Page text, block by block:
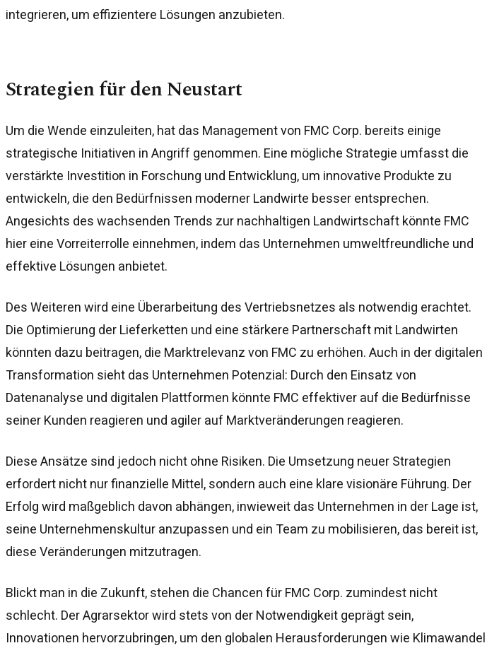
integrieren, um effizientere Lösungen anzubieten.
Strategien für den Neustart
Um die Wende einzuleiten, hat das Management von FMC Corp. bereits einige
strategische Initiativen in Angriff genommen. Eine mögliche Strategie umfasst die
verstärkte Investition in Forschung und Entwicklung, um innovative Produkte zu
entwickeln, die den Bedürfnissen moderner Landwirte besser entsprechen.
Angesichts des wachsenden Trends zur nachhaltigen Landwirtschaft könnte FMC
hier eine Vorreiterrolle einnehmen, indem das Unternehmen umweltfreundliche und
effektive Lösungen anbietet.
Des Weiteren wird eine Überarbeitung des Vertriebsnetzes als notwendig erachtet.
Die Optimierung der Lieferketten und eine stärkere Partnerschaft mit Landwirten
könnten dazu beitragen, die Marktrelevanz von FMC zu erhöhen. Auch in der digitalen
Transformation sieht das Unternehmen Potenzial: Durch den Einsatz von
Datenanalyse und digitalen Plattformen könnte FMC effektiver auf die Bedürfnisse
seiner Kunden reagieren und agiler auf Marktveränderungen reagieren.
Diese Ansätze sind jedoch nicht ohne Risiken. Die Umsetzung neuer Strategien
erfordert nicht nur finanzielle Mittel, sondern auch eine klare visionäre Führung. Der
Erfolg wird maßgeblich davon abhängen, inwieweit das Unternehmen in der Lage ist,
seine Unternehmenskultur anzupassen und ein Team zu mobilisieren, das bereit ist,
diese Veränderungen mitzutragen.
Blickt man in die Zukunft, stehen die Chancen für FMC Corp. zumindest nicht
schlecht. Der Agrarsektor wird stets von der Notwendigkeit geprägt sein,
Innovationen hervorzubringen, um den globalen Herausforderungen wie Klimawandel